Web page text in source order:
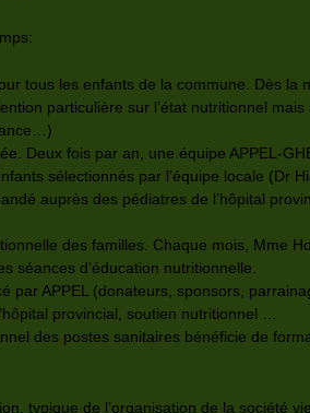
tous les enfants de la commune. Dès
particulière sur l’état nutritionnel
Deux fois par an, une équipe APPEL-
sélectionnés par l’équipe locale (Dr
auprès des pédiatres de l’hôpital
des familles. Chaque mois, Mme
séances d’éducation nutritionnelle.
par APPEL (donateurs, sponsors,
provincial, soutien nutritionnel …
des postes sanitaires bénéficie de
typique de l’organisation de la société